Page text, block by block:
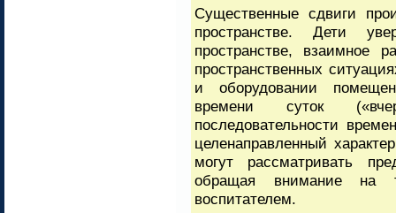
Существенные сдвиги
пространстве. Дети
пространстве, взаимное
пространственных
и оборудовании
времени суток
последовательности
целенаправленный
могут рассматривать
обращая внимание на
воспитателем.